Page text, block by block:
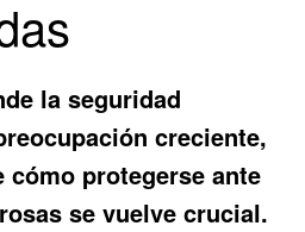
la seguridad
creciente,
cómo protegerse ante
se vuelve crucial.